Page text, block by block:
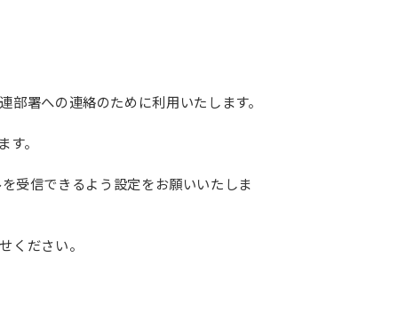
署への連絡のために利用いたします。
。
受信できるよう設定をお願いいたしま
ください。